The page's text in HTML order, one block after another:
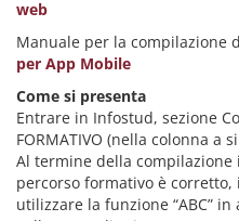
web
Manuale per la compilazione
per App Mobile
Come si presenta
Entrare in Infostud, sezione
FORMATIVO (nella colonna a
Al termine della
percorso formativo è
utilizzare la funzione “ABC”